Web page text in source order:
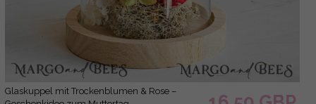
Glaskuppel mit Trockenblumen & Rose –